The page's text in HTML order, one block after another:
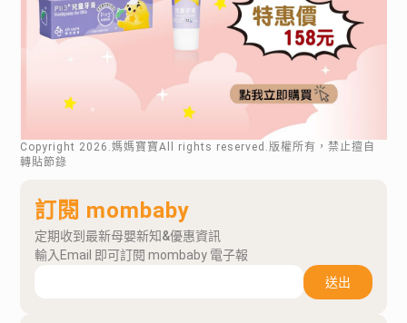
Copyright 2026 .媽媽寶寶All rights reserved.版權所有，禁止擅自
轉貼節錄
訂閱 mombaby
定期收到最新母嬰新知&優惠資訊
輸入Email 即可訂閱 mombaby 電子報
送出